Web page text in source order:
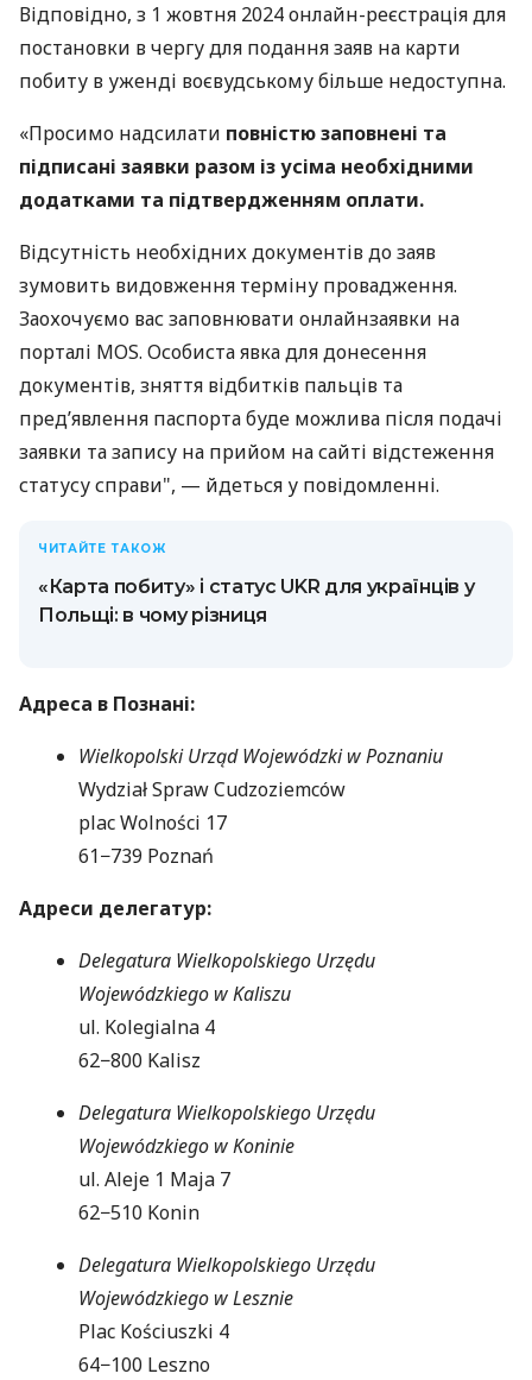
Відповідно, з 1 жовтня 2024 онлайн-реєстрація для
постановки в чергу для подання заяв на карти
побиту в уженді воєвудському більше недоступна.
«Просимо надсилати повністю заповнені та
підписані заявки разом із усіма необхідними
додатками та підтвердженням оплати.
Відсутність необхідних документів до заяв
зумовить видовження терміну провадження.
Заохочуємо вас заповнювати онлайнзаявки на
порталі MOS. Особиста явка для донесення
документів, зняття відбитків пальців та
пред’явлення паспорта буде можлива після подачі
заявки та запису на прийом на сайті відстеження
статусу справи", — йдеться у повідомленні.
ЧИТАЙТЕ ТАКОЖ
«Карта побиту» і статус UKR для українців у
Польщі: в чому різниця
Адреса в Познані:
Wielkopolski Urząd Wojewódzki w Poznaniu
Wydział Spraw Cudzoziemców
plac Wolności 17
61−739 Poznań
Адреси делегатур:
Delegatura Wielkopolskiego Urzędu
Wojewódzkiego w Kaliszu
ul. Kolegialna 4
62−800 Kalisz
Delegatura Wielkopolskiego Urzędu
Wojewódzkiego w Koninie
ul. Aleje 1 Maja 7
62−510 Konin
Delegatura Wielkopolskiego Urzędu
Wojewódzkiego w Lesznie
Plac Kościuszki 4
64−100 Leszno